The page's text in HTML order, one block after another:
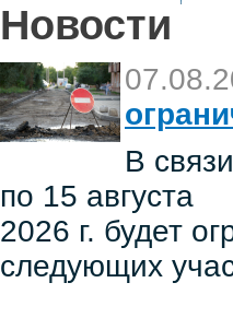
Новости
В
по 15 августа
2026 г. будет
следующих